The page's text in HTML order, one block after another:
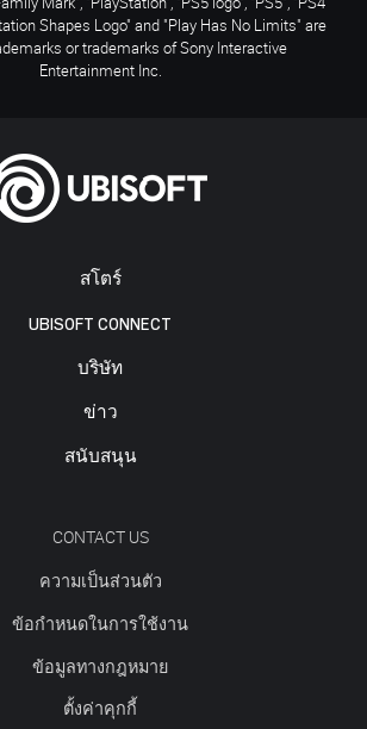
สโตร์
UBISOFT CONNECT
บริษัท
ข่าว
สนับสนุน
CONTACT US
ความเป็นส่วนตัว
ข้อกำหนดในการใช้งาน
ข้อมูลทางกฎหมาย
ตั้งค่าคุกกี้
Shapes Logo" and "Play Has No Limits" are
or trademarks of Sony Interactive
Entertainment Inc.